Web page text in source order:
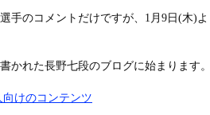
手のコメントだけですが、1月9日(木)
かれた長野七段のブログに始まります。
けのコンテンツ